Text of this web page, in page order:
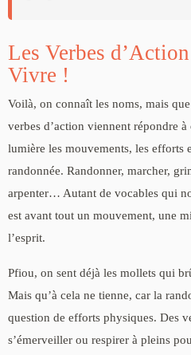
Les Verbes
Vivre !
Voilà, on connaît les noms, mais
verbes d’action viennent répondre
lumière les mouvements, les efforts
randonnée. Randonner, marcher,
arpenter… Autant de vocables qui
est avant tout un mouvement, une
l’esprit.
Pfiou, on sent déjà les mollets qui
Mais qu’à cela ne tienne, car la
question de efforts physiques. Des
s’émerveiller ou respirer à pleins